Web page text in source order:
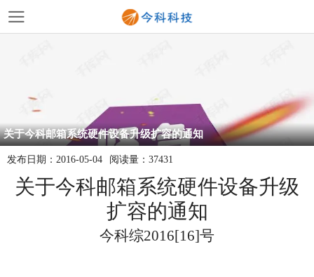
关于今科邮箱系统硬件设备升级扩容的通知
发布日期： 2016-05-04 阅读量： 37431
关于今科邮箱系统硬件设备升级
扩容的通知
今科综2016[16]号